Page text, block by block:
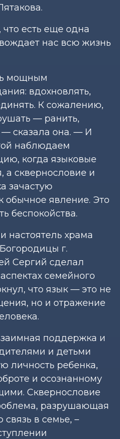
есть еще одна
нас всю жизнь
мощным
вдохновлять,
К сожалению,
— ранить,
— сказала она. — И
наблюдаем
когда языковые
сквернословие и
зачастую
обычное явление. Это
беспокойства.
настоятель храма
г.
Сергий сделал
семейного
что язык — это не
но и отражение
поддержка и
и детьми
личность ребенка,
и осознанному
Сквернословие
разрушающая
связь в семье, –